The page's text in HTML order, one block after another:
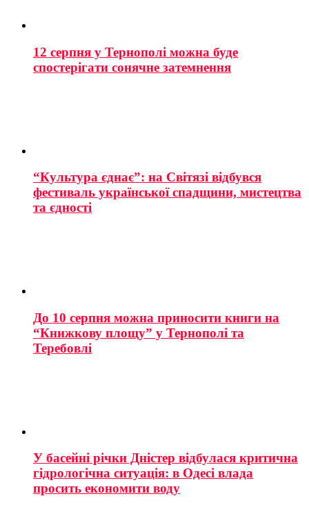
12 серпня у Тернополі можна буде
спостерігати сонячне затемнення
“Культура єднає”: на Світязі відбувся
фестиваль української спадщини, мистецтва
та єдності
До 10 серпня можна приносити книги на
“Книжкову площу” у Тернополі та
Теребовлі
У басейні річки Дністер відбулася критична
гідрологічна ситуація: в Одесі влада
просить економити воду